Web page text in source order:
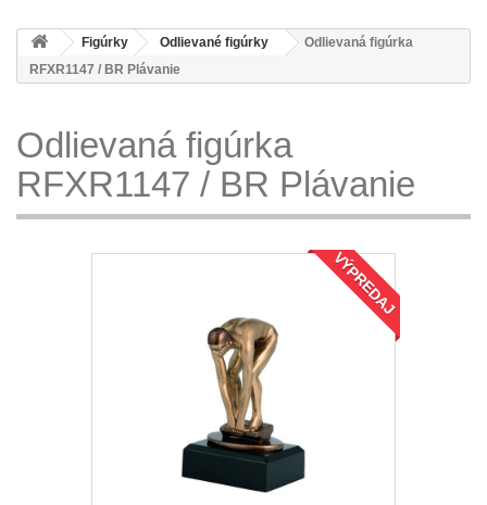
Figúrky Odlievané figúrky
Odlievaná figúrka
RFXR1147 / BR Plávanie
Odlievaná figúrka
RFXR1147 / BR Plávanie
VÝPREDAJ